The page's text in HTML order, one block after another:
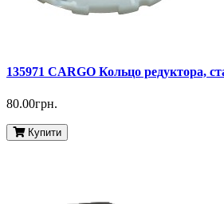
135971 CARGO Кольцо редуктора,
80.00грн.
Купити